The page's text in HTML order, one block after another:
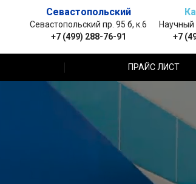
Севастопольский
Севастопольский пр. 95 б, к.6
+7 (499) 288-76-91
Научный
+7
ПРАЙС ЛИСТ